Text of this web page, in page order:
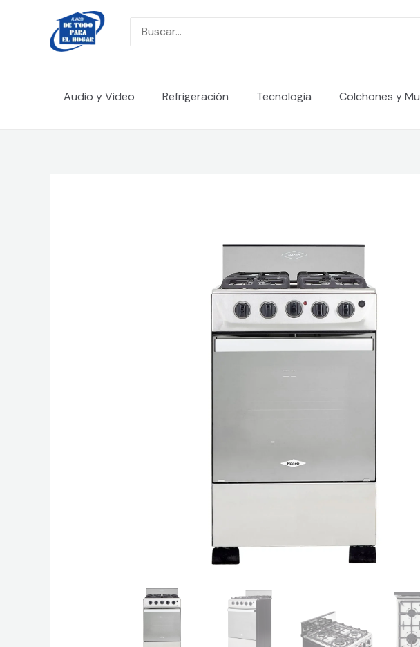
contenido
Search
Audio y Video Refrigeración Tecnologia Colchones y